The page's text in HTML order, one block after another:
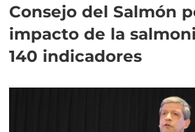
Consejo del Salmón
impacto de la
140 indicadores